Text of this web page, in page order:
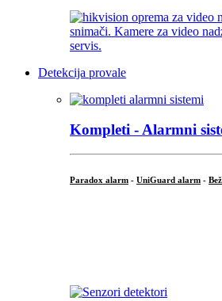
Detekcija provale
Kompleti - Alarmni
Paradox alarm - UniGuard alarm -